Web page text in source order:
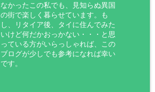
なかったこの私でも、見知らぬ異国
の街で楽しく暮らせています。も
し、リタイア後、タイに住んでみた
いけど何だかおっかない・・・と思
っている方がいらっしゃれば、この
ブログが少しでも参考になれば幸い
です。